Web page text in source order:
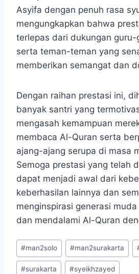
Asyifa dengan penuh rasa
mengungkapkan bahwa
terlepas dari dukungan guru-
serta teman-teman yang
memberikan semangat dan
Dengan raihan prestasi ini,
banyak santri yang
mengasah kemampuan
membaca Al-Quran serta
ajang-ajang serupa di masa
Semoga prestasi yang telah
dapat menjadi awal dari
keberhasilan lainnya dan
menginspirasi generasi
dan mendalami Al-Quran
Post
Tags:
#man2solo #man2surakarta
#surakarta #syeikhzayed